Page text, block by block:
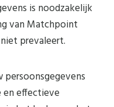
is noodzakelijk
van Matchpoint
prevaleert.
effectieve